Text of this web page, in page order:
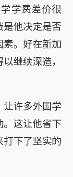
学费差价很
他决定是否
。好在新加
继续深造，
许多外国学
这让他省下
下了坚实的